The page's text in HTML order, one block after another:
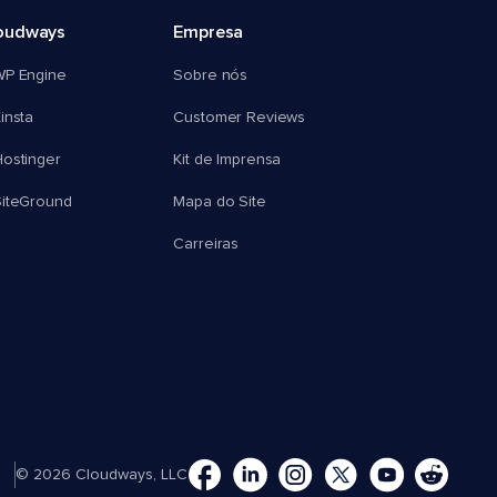
Engine
Empresa
Sobre nós
Customer Reviews
Kit de Imprensa
Mapa do Site
Carreiras
© 2026 Cloudways, LLC